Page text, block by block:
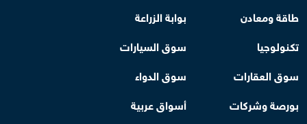
طاقة ومعادن
بوابة الزراعة
تكنولوجيا
سوق السيارات
سوق العقارات
سوق الدواء
بورصة وشركات
أسواق عربية